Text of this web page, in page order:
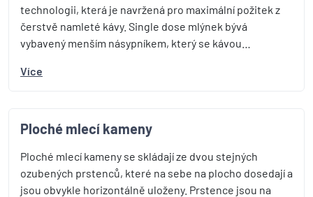
technologii, která je navržená pro maximální požitek z
čerstvě namleté kávy. Single dose mlýnek bývá
vybavený menším násypníkem, který se kávou…
Více
Ploché mlecí kameny
Ploché mlecí kameny se skládají ze dvou stejných
ozubených prstenců, které na sebe na plocho dosedají a
jsou obvykle horizontálně uloženy. Prstence jsou na